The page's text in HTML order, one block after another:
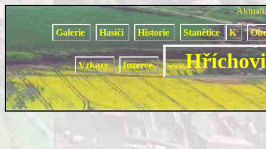
Galerie Hasiči Historie Stanětice K
Vzkazy Inzerce www.